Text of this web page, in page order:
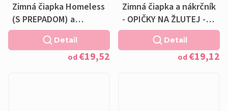
Zimná čiapka Homeless
(S PREPADOM) a
nákrčník - OPIČKY NA
ŽLUTEJ - fleecová
čierna podšívkaod€19,52
Detail
Zimná čiapka a nákrčník
- OPIČKY NA ŽLUTEJ -
fleecová čierna
podšívka
od€19,12
Detail